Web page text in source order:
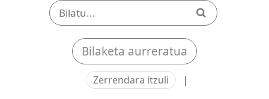
Bilaketa aurreratua
Zerrendara itzuli |